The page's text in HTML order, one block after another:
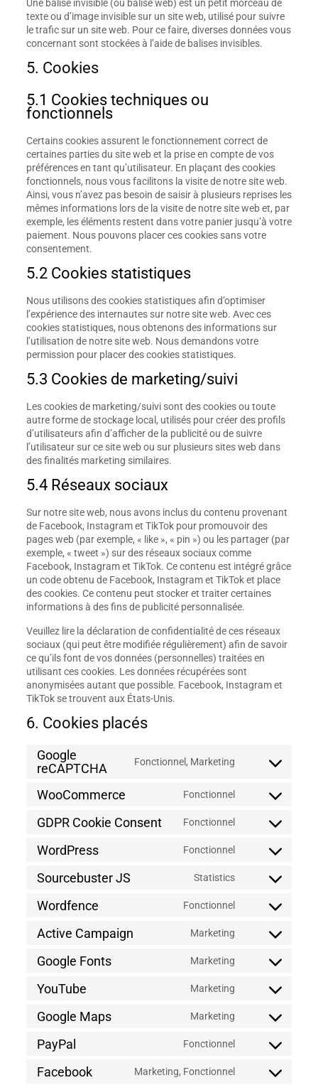
Une balise invisible (ou balise web) est un petit morceau de
texte ou d’image invisible sur un site web, utilisé pour suivre
le trafic sur un site web. Pour ce faire, diverses données vous
concernant sont stockées à l’aide de balises invisibles.
5. Cookies
5.1 Cookies techniques ou
fonctionnels
Certains cookies assurent le fonctionnement correct de
certaines parties du site web et la prise en compte de vos
préférences en tant qu’utilisateur. En plaçant des cookies
fonctionnels, nous vous facilitons la visite de notre site web.
Ainsi, vous n’avez pas besoin de saisir à plusieurs reprises les
mêmes informations lors de la visite de notre site web et, par
exemple, les éléments restent dans votre panier jusqu’à votre
paiement. Nous pouvons placer ces cookies sans votre
consentement.
5.2 Cookies statistiques
Nous utilisons des cookies statistiques afin d’optimiser
l’expérience des internautes sur notre site web. Avec ces
cookies statistiques, nous obtenons des informations sur
l’utilisation de notre site web. Nous demandons votre
permission pour placer des cookies statistiques.
5.3 Cookies de marketing/suivi
Les cookies de marketing/suivi sont des cookies ou toute
autre forme de stockage local, utilisés pour créer des profils
d’utilisateurs afin d’afficher de la publicité ou de suivre
l’utilisateur sur ce site web ou sur plusieurs sites web dans
des finalités marketing similaires.
5.4 Réseaux sociaux
Sur notre site web, nous avons inclus du contenu provenant
de Facebook, Instagram et TikTok pour promouvoir des
pages web (par exemple, « like », « pin ») ou les partager (par
exemple, « tweet ») sur des réseaux sociaux comme
Facebook, Instagram et TikTok. Ce contenu est intégré grâce
un code obtenu de Facebook, Instagram et TikTok et place
des cookies. Ce contenu peut stocker et traiter certaines
informations à des fins de publicité personnalisée.
Veuillez lire la déclaration de confidentialité de ces réseaux
sociaux (qui peut être modifiée régulièrement) afin de savoir
ce qu’ils font de vos données (personnelles) traitées en
utilisant ces cookies. Les données récupérées sont
anonymisées autant que possible. Facebook, Instagram et
TikTok se trouvent aux États-Unis.
6. Cookies placés
Google
reCAPTCHA
Fonctionnel, Marketing
Consent
service
recaptcha
WooCommerce Fonctionnel
Consent
service
GDPR Cookie Consent Fonctionnel
Consent
service
cookie-
WordPress Fonctionnel
Consent
service
Sourcebuster JS Statistics
Consent
service
Wordfence Fonctionnel
Consent
service
Active Campaign Marketing
Consent
service
campaign
Google Fonts Marketing
Consent
service
YouTube Marketing
Consent
service
Google Maps Marketing
Consent
service
maps
PayPal Fonctionnel
Consent
service
Facebook Marketing, Fonctionnel
Consent